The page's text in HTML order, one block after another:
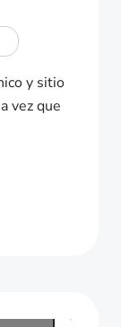
y sitio
vez que